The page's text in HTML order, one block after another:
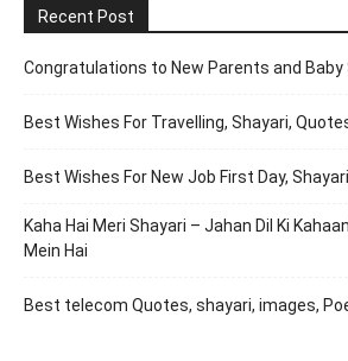
Recent Post
Congratulations to New Parents and
Best Wishes For Travelling, Shayari,
Best Wishes For New Job First Day,
Kaha Hai Meri Shayari – Jahan Dil Ki
Mein Hai
Best telecom Quotes, shayari, images,